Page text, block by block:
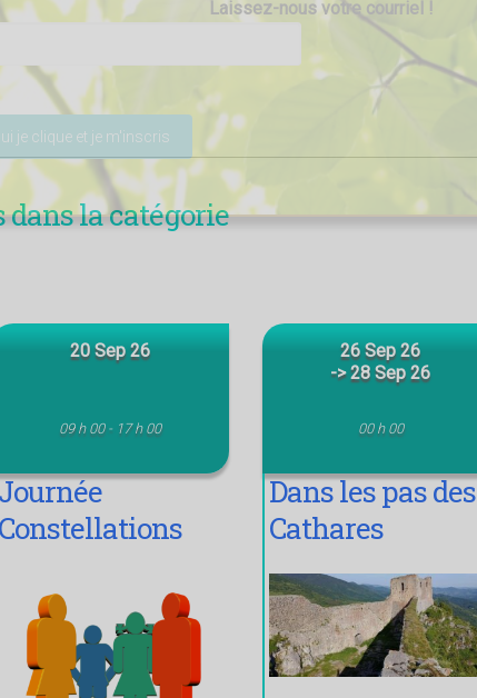
dans la catégorie
20 Sep 26
09 h 00 - 17 h 00
Constellations
26 Sep 26
-> 28 Sep 26
00 h 00
Dans les pas des
Cathares
Laissez-nous votre courriel !
laisser ce champ vide.